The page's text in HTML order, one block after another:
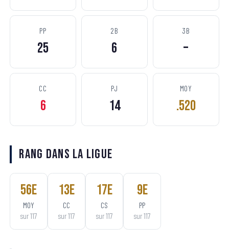
PP
25
2B
6
3B
–
CC
6
PJ
14
MOY
.520
Rang dans la ligue
56e
MOY
sur117
13e
CC
sur117
17e
CS
sur117
9e
PP
sur117